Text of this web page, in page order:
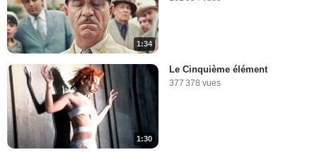
1:34
1:30
Le Cinquième élément
377 378 vues